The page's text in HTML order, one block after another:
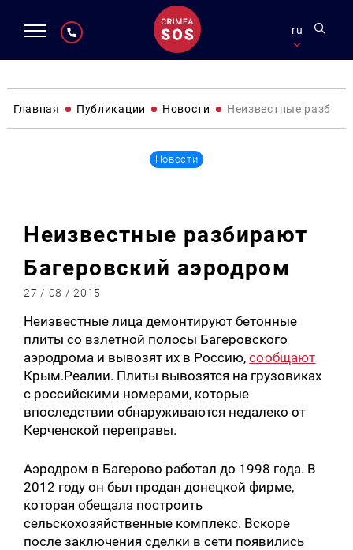
ru
Главная Публикации Новости Неизвестные
Новости
Неизвестные разбирают
Багеровский аэродром
27 / 08 / 2015
Неизвестные лица демонтируют бетонные
плиты со взлетной полосы Багеровского
аэродрома и вывозят их в Россию,сообщают
Крым.Реалии. Плиты вывозятся на грузовиках
с российскими номерами, которые
впоследствии обнаруживаются недалеко от
Керченской переправы.
Аэродром в Багерово работал до 1998 года. В
2012 году он был продан донецкой фирме,
которая обещала построить
сельскохозяйственные комплекс. Вскоре
после заключения сделки в сети появились